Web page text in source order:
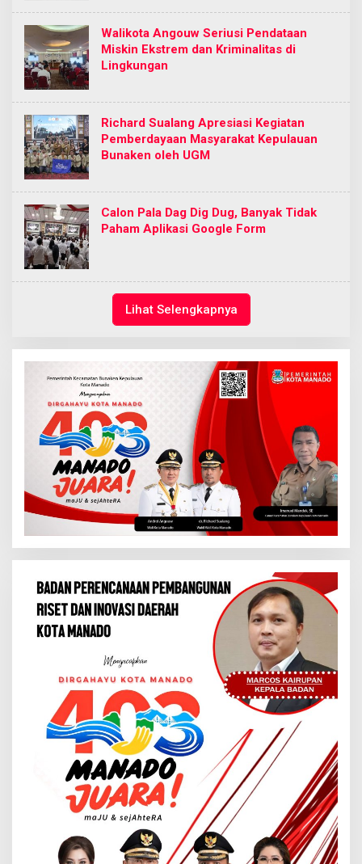
Walikota Angouw Seriusi Pendataan
Miskin Ekstrem dan Kriminalitas di
Lingkungan
Richard Sualang Apresiasi Kegiatan
Pemberdayaan Masyarakat Kepulauan
Bunaken oleh UGM
Calon Pala Dag Dig Dug, Banyak Tidak
Paham Aplikasi Google Form
Lihat Selengkapnya